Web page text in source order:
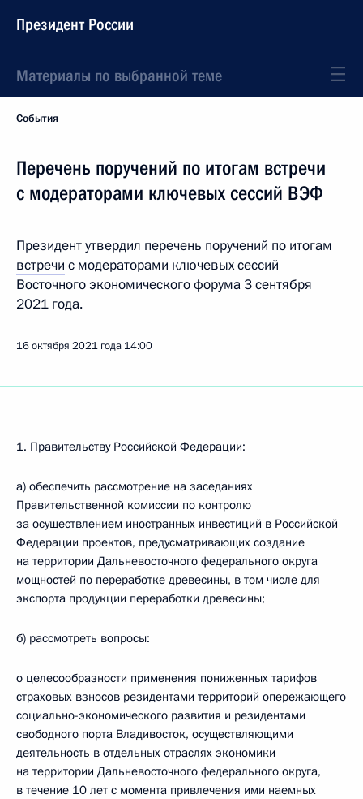
Президент России
Материалы по выбранной теме
События
Перечень поручений по итогам встречи
с модераторами ключевых сессий ВЭФ
Президент утвердил перечень поручений по итогам
встречи с модераторами ключевых сессий
Восточного экономического форума 3 сентября
2021 года.
16 октября 2021 года 14:00
1. Правительству Российской Федерации:
а) обеспечить рассмотрение на заседаниях
Правительственной комиссии по контролю
за осуществлением иностранных инвестиций в Российской
Федерации проектов, предусматривающих создание
на территории Дальневосточного федерального округа
мощностей по переработке древесины, в том числе для
экспорта продукции переработки древесины;
б) рассмотреть вопросы:
о целесообразности применения пониженных тарифов
страховых взносов резидентами территорий опережающего
социально-экономического развития и резидентами
свободного порта Владивосток, осуществляющими
деятельность в отдельных отраслях экономики
на территории Дальневосточного федерального округа,
в течение 10 лет с момента привлечения ими наемных